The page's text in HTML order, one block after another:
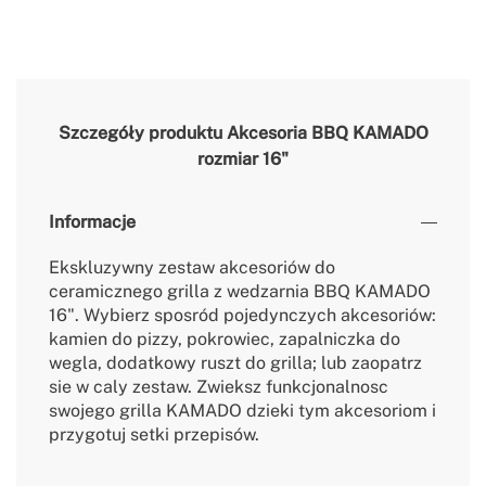
Szczegóły produktu Akcesoria BBQ KAMADO
rozmiar 16"
Informacje
Ekskluzywny zestaw akcesoriów do
ceramicznego grilla z wedzarnia BBQ KAMADO
16". Wybierz sposród pojedynczych akcesoriów:
kamien do pizzy, pokrowiec, zapalniczka do
wegla, dodatkowy ruszt do grilla; lub zaopatrz
sie w caly zestaw. Zwieksz funkcjonalnosc
swojego grilla KAMADO dzieki tym akcesoriom i
przygotuj setki przepisów.